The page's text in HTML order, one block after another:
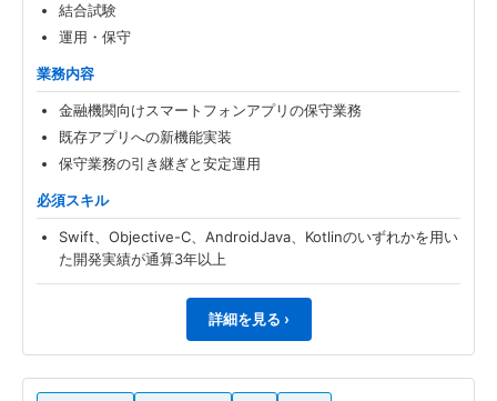
結合試験
運用・保守
業務内容
金融機関向けスマートフォンアプリの保守業務
既存アプリへの新機能実装
保守業務の引き継ぎと安定運用
必須スキル
Swift、Objective-C、AndroidJava、Kotlinのいずれかを用い
た開発実績が通算3年以上
詳細を見る ›